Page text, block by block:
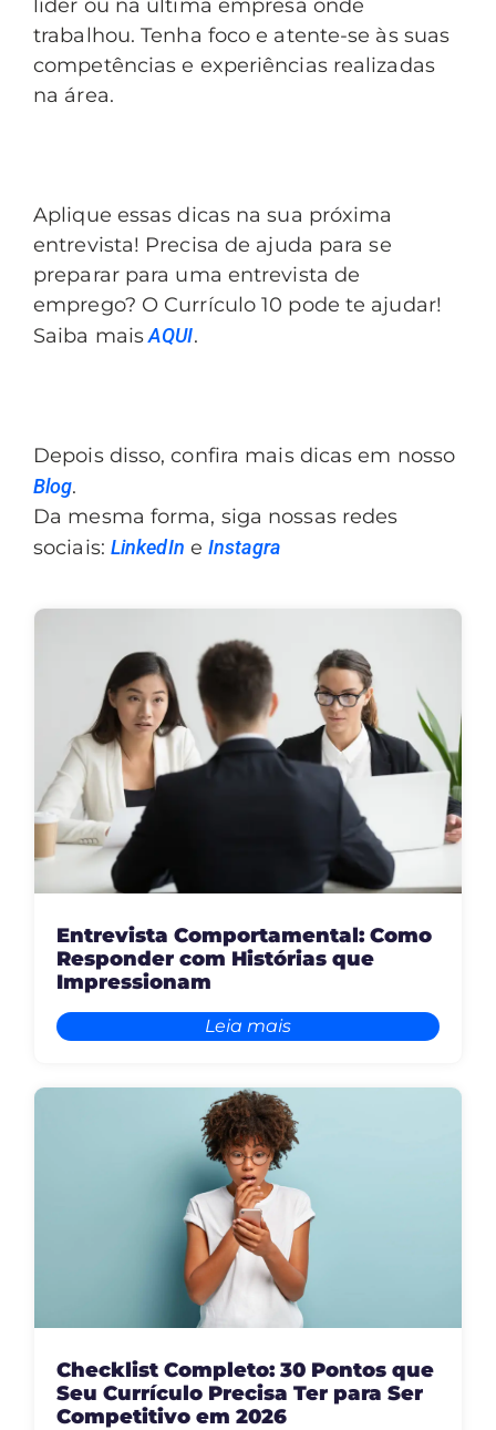
líder ou na última empresa onde
trabalhou. Tenha foco e atente-se às suas
competências e experiências realizadas
na área.
Aplique essas dicas na sua próxima
entrevista! Precisa de ajuda para se
preparar para uma entrevista de
emprego? O Currículo 10 pode te ajudar!
Saiba maisAQUI.
Depois disso, confira mais dicas em nosso
Blog.
Da mesma forma, siga nossas redes
sociais: LinkedIn eInstagra
Entrevista Comportamental: Como
Responder com Histórias que
Impressionam
Leia mais
Checklist Completo: 30 Pontos que
Seu Currículo Precisa Ter para Ser
Competitivo em 2026